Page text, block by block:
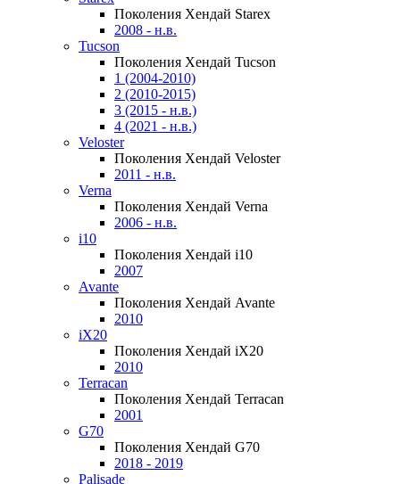
Поколения Хендай Starex
2008 - н.в.
Tucson
Поколения Хендай Tucson
1 (2004-2010)
2 (2010-2015)
3 (2015 - н.в.)
4 (2021 - н.в.)
Veloster
Поколения Хендай Veloster
2011 - н.в.
Verna
Поколения Хендай Verna
2006 - н.в.
i10
Поколения Хендай i10
2007
Avante
Поколения Хендай Avante
2010
iX20
Поколения Хендай iX20
2010
Terracan
Поколения Хендай Terracan
2001
G70
Поколения Хендай G70
2018 - 2019
Palisade